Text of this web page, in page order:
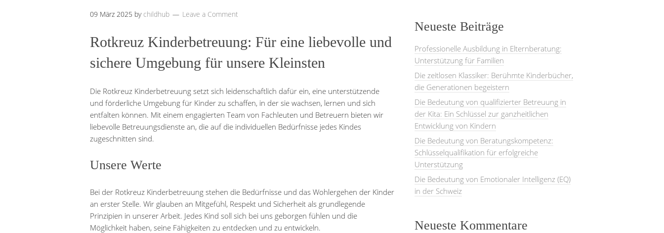
09 März 2025 by childhub Leave a Comment
Rotkreuz Kinderbetreuung: Für eine liebevolle und
sichere Umgebung für unsere Kleinsten
Die Rotkreuz Kinderbetreuung setzt sich leidenschaftlich dafür ein, eine unterstützende
und förderliche Umgebung für Kinder zu schaffen, in der sie wachsen, lernen und sich
entfalten können. Mit einem engagierten Team von Fachleuten und Betreuern bieten wir
liebevolle Betreuungsdienste an, die auf die individuellen Bedürfnisse jedes Kindes
zugeschnitten sind.
Unsere Werte
Bei der Rotkreuz Kinderbetreuung stehen die Bedürfnisse und das Wohlergehen der Kinder
an erster Stelle. Wir glauben an Mitgefühl, Respekt und Sicherheit als grundlegende
Prinzipien in unserer Arbeit. Jedes Kind soll sich bei uns geborgen fühlen und die
Möglichkeit haben, seine Fähigkeiten zu entdecken und zu entwickeln.
Neueste Beiträge
Professionelle Ausbildung in Elternberatung:
Unterstützung für Familien
Die zeitlosen Klassiker: Berühmte Kinderbücher,
die Generationen begeistern
Die Bedeutung von qualifizierter Betreuung in
der Kita: Ein Schlüssel zur ganzheitlichen
Entwicklung von Kindern
Die Bedeutung von Beratungskompetenz:
Schlüsselqualifikation für erfolgreiche
Unterstützung
Die Bedeutung von Emotionaler Intelligenz (EQ)
in der Schweiz
Neueste Kommentare